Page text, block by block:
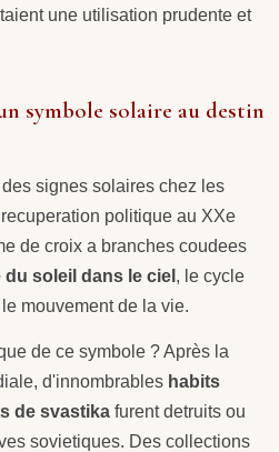
une utilisation prudente et
symbole solaire au destin
signes solaires chez les
politique au XXe
de croix a branches coudees
soleil dans le ciel , le cycle
mouvement de la vie.
de ce symbole ? Après la
d'innombrables habits
de svastika furent detruits ou
sovietiques. Des collections